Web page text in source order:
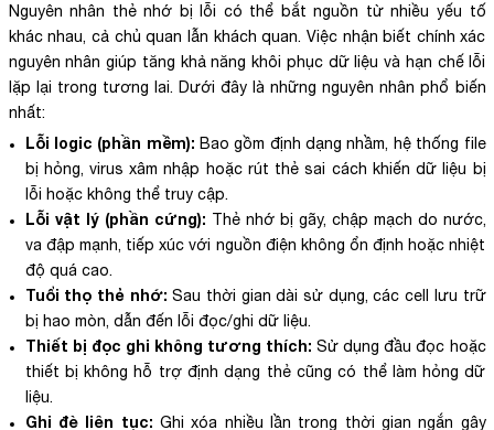
Nguyên nhân thẻ nhớ bị lỗi có thể bắt nguồn từ nhiều yếu tố
khác nhau, cả chủ quan lẫn khách quan. Việc nhận biết chính xác
nguyên nhân giúp tăng khả năng khôi phục dữ liệu và hạn chế lỗi
lặp lại trong tương lai. Dưới đây là những nguyên nhân phổ biến
nhất:
Lỗi logic (phần mềm): Bao gồm định dạng nhầm, hệ thống file
bị hỏng, virus xâm nhập hoặc rút thẻ sai cách khiến dữ liệu bị
lỗi hoặc không thể truy cập.
Lỗi vật lý (phần cứng): Thẻ nhớ bị gãy, chập mạch do nước,
va đập mạnh, tiếp xúc với nguồn điện không ổn định hoặc nhiệt
độ quá cao.
Tuổi thọ thẻ nhớ: Sau thời gian dài sử dụng, các cell lưu trữ
bị hao mòn, dẫn đến lỗi đọc/ghi dữ liệu.
Thiết bị đọc ghi không tương thích: Sử dụng đầu đọc hoặc
thiết bị không hỗ trợ định dạng thẻ cũng có thể làm hỏng dữ
liệu.
Ghi đè liên tục: Ghi xóa nhiều lần trong thời gian ngắn gây